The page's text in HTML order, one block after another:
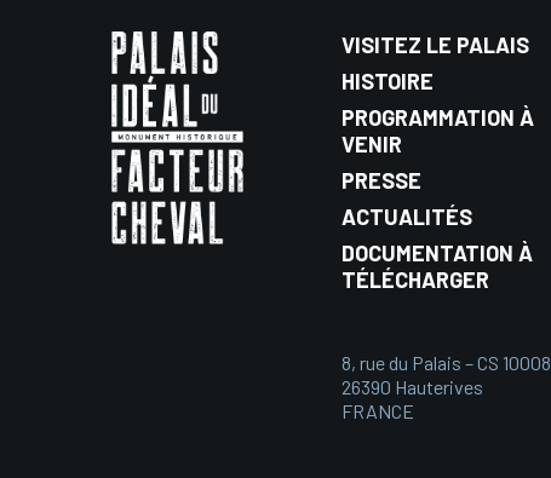
VISITEZ LE PALAIS
HISTOIRE
PROGRAMMATION À
VENIR
PRESSE
ACTUALITÉS
DOCUMENTATION À
TÉLÉCHARGER
8, rue du Palais – CS 10008
26390 Hauterives
FRANCE